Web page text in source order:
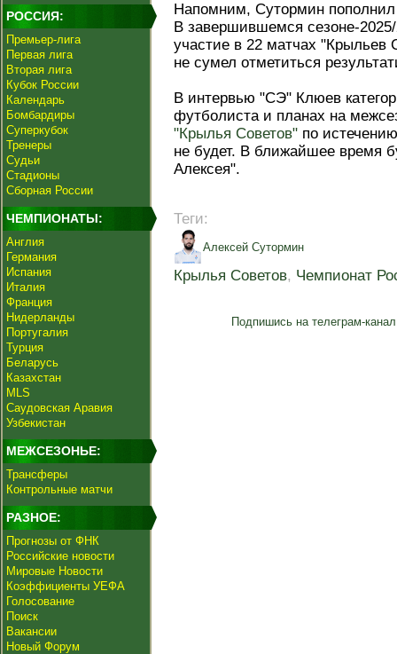
РОССИЯ:
Премьер-лига
Первая лига
Вторая лига
Кубок России
Календарь
Бомбардиры
Суперкубок
Тренеры
Судьи
Стадионы
Сборная России
ЧЕМПИОНАТЫ:
Англия
Германия
Испания
Италия
Франция
Нидерланды
Португалия
Турция
Беларусь
Казахстан
MLS
Саудовская Аравия
Узбекистан
МЕЖСЕЗОНЬЕ:
Трансферы
Контрольные матчи
РАЗНОЕ:
Прогнозы от ФНК
Российские новости
Мировые Новости
Коэффициенты УЕФА
Голосование
Поиск
Вакансии
Новый Форум
Напомним, Сутормин
В завершившемся сезоне-
участие в 22 матчах "Крыльев
не сумел отметиться
В интервью "СЭ" Клюев
футболиста и планах на
"Крылья Советов" по
не будет. В ближайшее время
Алексея".
Теги:
Алексей Сутормин
Крылья Советов, Чемпионат
Подпишись на телеграм-